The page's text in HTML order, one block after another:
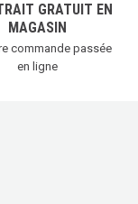
GRATUIT EN
MAGASIN
commande passée
en ligne